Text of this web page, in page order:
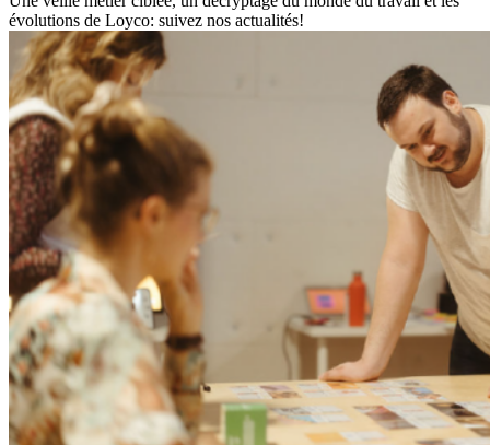
évolutions de Loyco: suivez nos actualités!